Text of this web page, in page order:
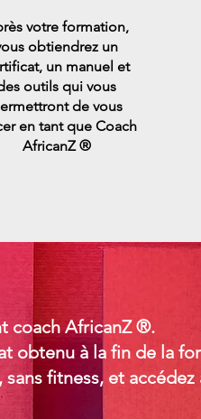
votre formation,
obtiendrez un
un manuel et
outils qui vous
de vous
en tant que Coach
AfricanZ ®
coach AfricanZ ®.
obtenu à la fin de la
fitness, et